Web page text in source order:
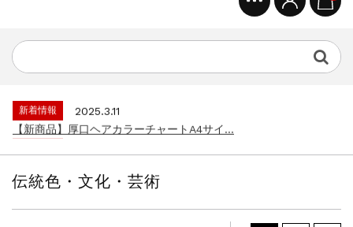
2026年度夏季・シルバーウィーク休業の...
新着情報
2025.3.11
新着情報
2024.7.2
9月24日頃よりオンラインショップの送料...
新着情報
2024.4.9
伝統色・文化・芸術